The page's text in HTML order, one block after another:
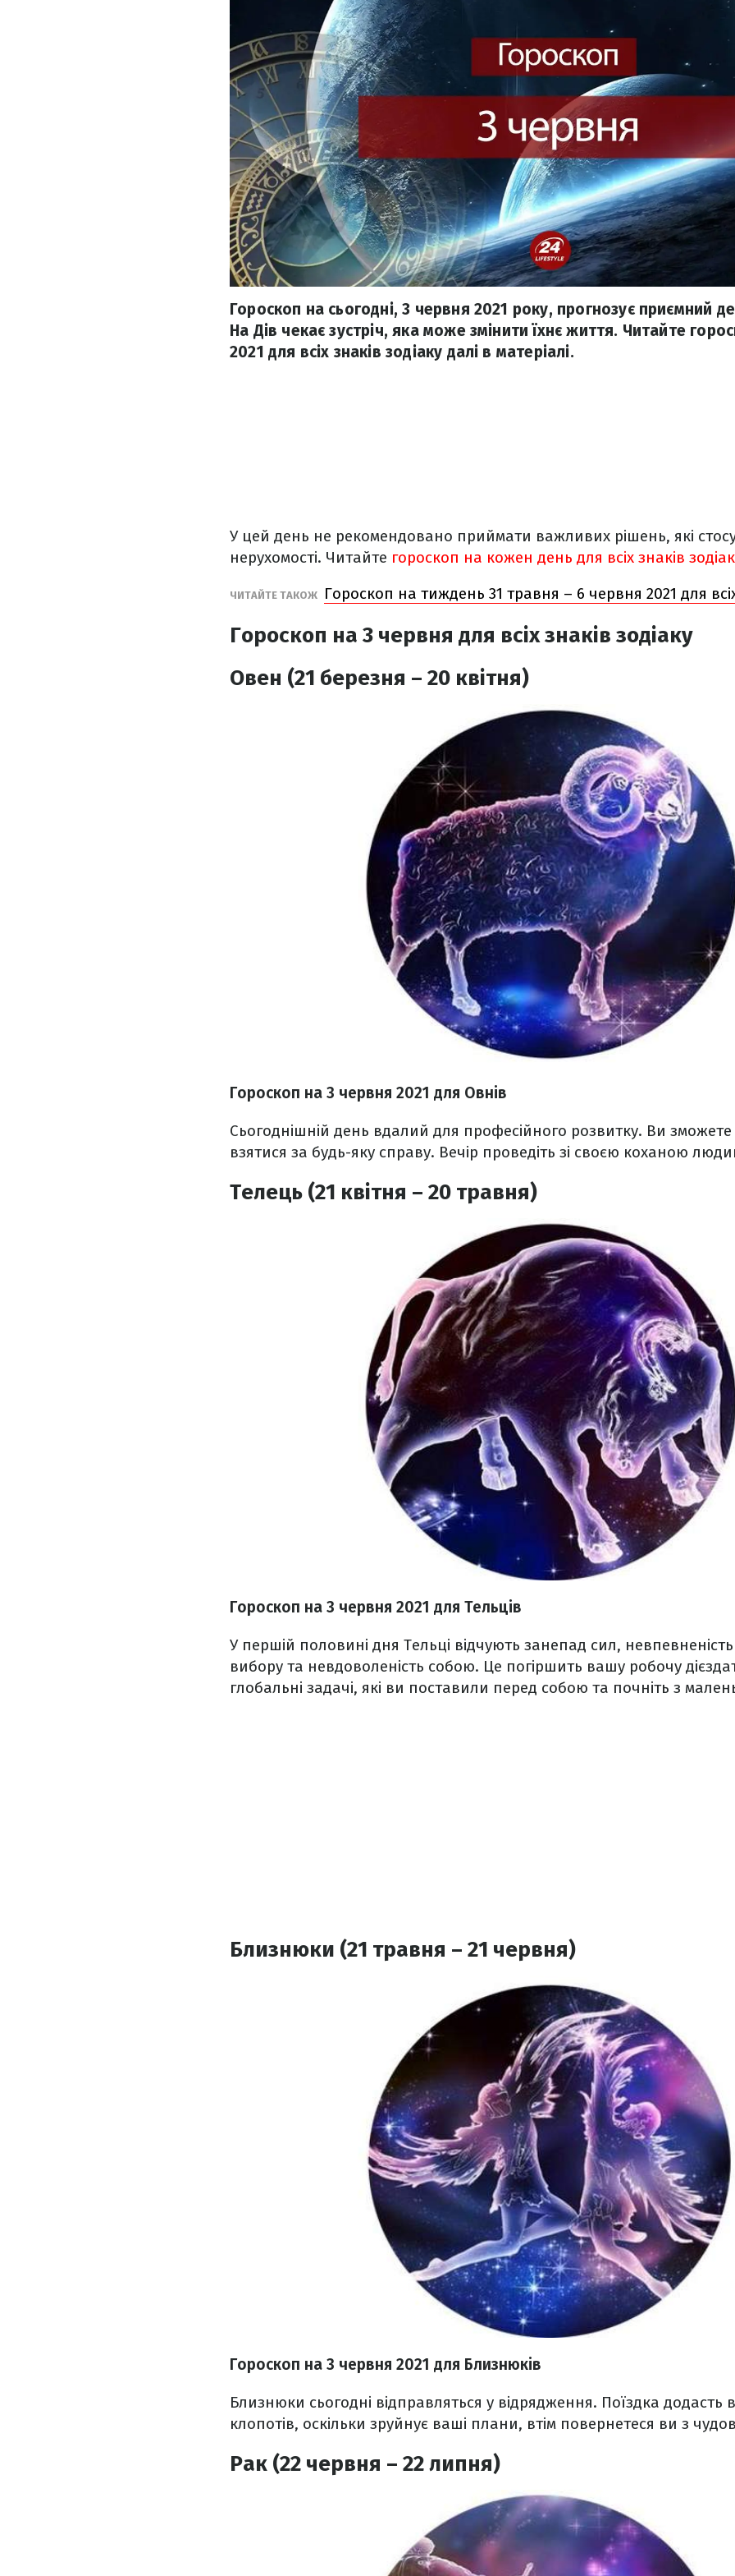
Гороскоп на сьогодні, 3 червня 2021 року, прогнозує приємний
На Дів чекає зустріч, яка може змінити їхнє життя. Читайте
2021 для всіх знаків зодіаку далі в матеріалі.
У цей день не рекомендовано приймати важливих рішень, які
нерухомості. Читайте гороскоп на кожен день для всіх знаків
ЧИТАЙТЕ ТАКОЖ Гороскоп на тиждень 31 травня – 6 червня 2021 для
Гороскоп на 3 червня для всіх знаків зодіаку
Овен (21 березня – 20 квітня)
Гороскоп на 3 червня 2021 для Овнів
Сьогоднішній день вдалий для професійного розвитку. Ви
взятися за будь-яку справу. Вечір проведіть зі своєю коханою
Телець (21 квітня – 20 травня)
Гороскоп на 3 червня 2021 для Тельців
У першій половині дня Тельці відчують занепад сил,
вибору та невдоволеність собою. Це погіршить вашу робочу
глобальні задачі, які ви поставили перед собою та почніть з
Близнюки (21 травня – 21 червня)
Гороскоп на 3 червня 2021 для Близнюків
Близнюки сьогодні відправляться у відрядження. Поїздка додасть
клопотів, оскільки зруйнує ваші плани, втім повернетеся ви з
Рак (22 червня – 22 липня)